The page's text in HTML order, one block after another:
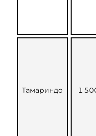
Тамариндо 1